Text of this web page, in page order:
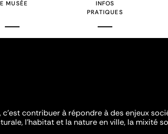
MUSÉE
INFOS
PRATIQUES
c'est contribuer à répondre à des enjeux
l'habitat et la nature en ville, la mixité